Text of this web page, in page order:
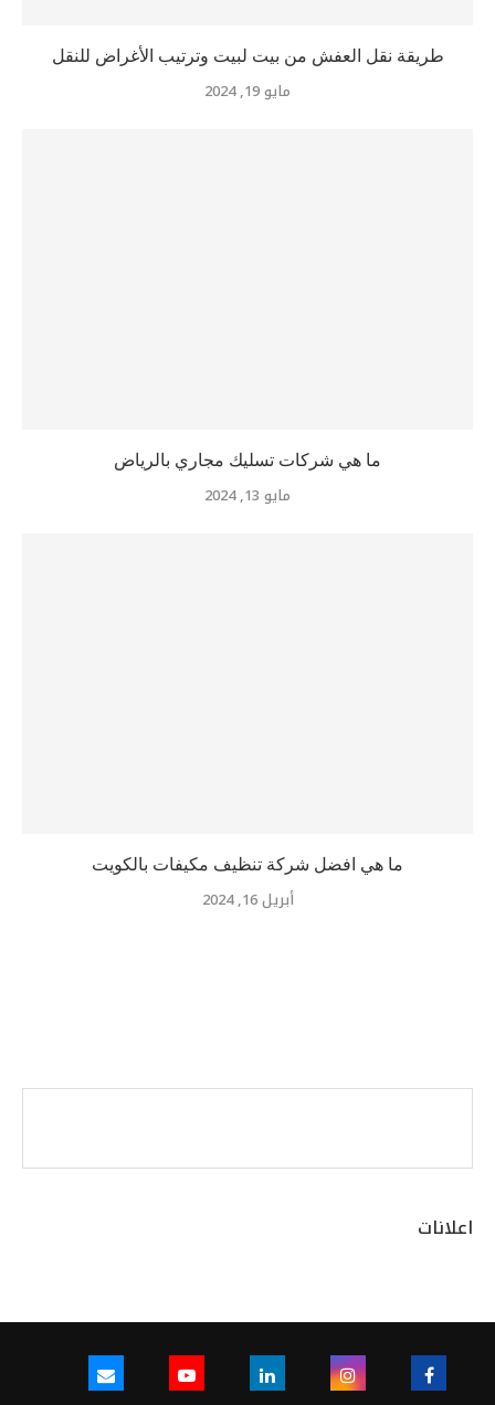
طريقة نقل العفش من بيت لبيت وترتيب الأغراض للنقل
مايو 19, 2024
ما هي شركات تسليك مجاري بالرياض
مايو 13, 2024
ما هي افضل شركة تنظيف مكيفات بالكويت
أبريل 16, 2024
اعلانات